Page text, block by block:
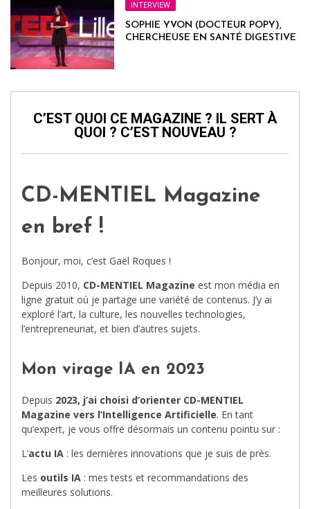
INTERVIEW
SOPHIE YVON (DOCTEUR POPY),
CHERCHEUSE EN SANTÉ DIGESTIVE
C’EST QUOI CE MAGAZINE ? IL SERT À
QUOI ? C’EST NOUVEAU ?
CD-MENTIEL Magazine
en bref !
Bonjour, moi, c’est Gaël Roques !
Depuis 2010, CD-MENTIEL Magazine est mon média en
ligne gratuit où je partage une variété de contenus. J’y ai
exploré l’art, la culture, les nouvelles technologies,
l’entrepreneuriat, et bien d’autres sujets.
Mon virage IA en 2023
Depuis 2023, j’ai choisi d’orienter CD-MENTIEL
Magazine vers l’Intelligence Artificielle. En tant
qu’expert, je vous offre désormais un contenu pointu sur :
L’actu IA : les dernières innovations que je suis de près.
Les outils IA : mes tests et recommandations des
meilleures solutions.